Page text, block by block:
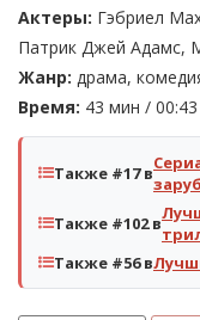
Актеры: Гэбриел
Патрик Джей Адамс,
Жанр: драма,
Время: 43 мин / 00:43
Также #17 в
Также #102 в
Также #56 в